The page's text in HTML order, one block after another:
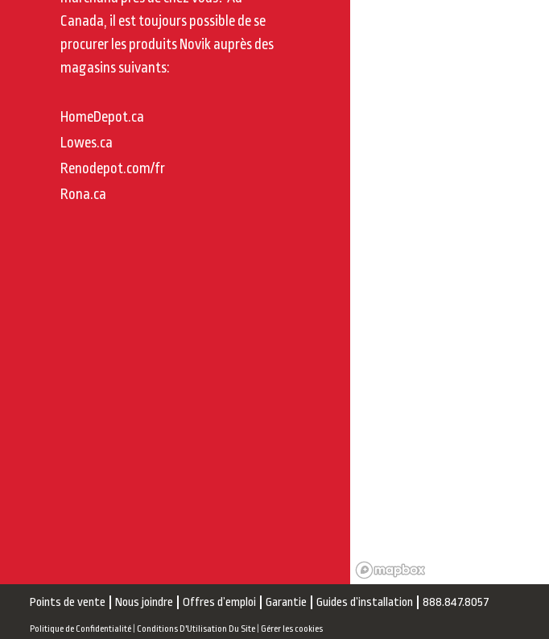
Canada, il est toujours possible de se
procurer les produits Novik auprès des
magasins suivants:
HomeDepot.ca
Lowes.ca
Renodepot.com/fr
Rona.ca
Points de vente Nous joindre Offres d’emploi Garantie Guides d’installation 888.847.8057
Politique de Confidentialité Conditions D'Utilisation Du Site Gérer les cookies